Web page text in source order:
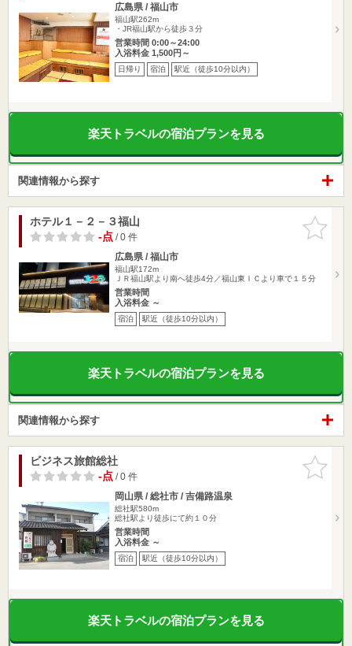
広島県 / 福山市
福山駅262m
・JR福山駅から徒歩３分
営業時間 0:00～24:00
入浴料金 1,500円～
日帰り 宿泊 駅近（徒歩10分以内）
楽天トラベルの宿泊プランを見る
関連情報から探す
お気に入
りに追加
ホテル１－２－３福山
-点/ 0 件
広島県 / 福山市
福山駅172m
ＪＲ福山駅より南へ徒歩4分／福山東ＩＣより車で１５分
営業時間
入浴料金 ～
宿泊 駅近（徒歩10分以内）
楽天トラベルの宿泊プランを見る
関連情報から探す
お気に入
りに追加
ビジネス旅館総社
-点/ 0 件
岡山県 / 総社市 / 吉備路温泉
総社駅580m
総社駅より徒歩にて約１０分
営業時間
入浴料金 ～
宿泊 駅近（徒歩10分以内）
楽天トラベルの宿泊プランを見る